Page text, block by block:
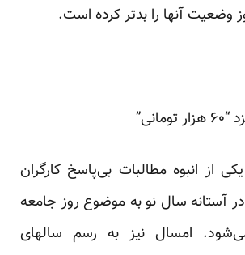
وضعیت آنها را بدتر کرده است.
از انبوه مطالبات بی‌پاسخ کارگران
آستانه سال نو به موضوع روز جامعه
امسال نیز به رسم سالهای